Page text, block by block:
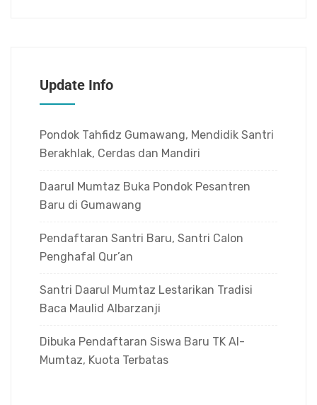
Update Info
Pondok Tahfidz Gumawang, Mendidik Santri
Berakhlak, Cerdas dan Mandiri
Daarul Mumtaz Buka Pondok Pesantren
Baru di Gumawang
Pendaftaran Santri Baru, Santri Calon
Penghafal Qur’an
Santri Daarul Mumtaz Lestarikan Tradisi
Baca Maulid Albarzanji
Dibuka Pendaftaran Siswa Baru TK Al-
Mumtaz, Kuota Terbatas